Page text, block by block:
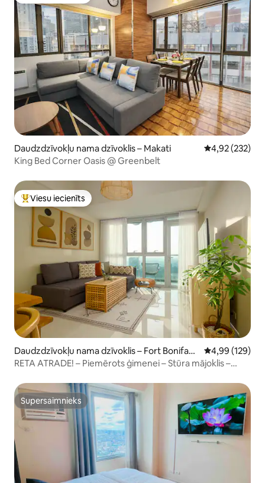
Daudzdzīvokļu nama dzīvoklis – Makati Vidējais
4,92 (232)
King Bed Corner Oasis @ Greenbelt
Populārs viesu iecienīts mājoklis
Viesu iecienīts
Daudzdzīvokļu nama dzīvoklis – Fort Bonifaci
o,Taguig
Vidējais
4,99 (129)
RETA ATRADE! – Piemērots ģimenei – Stūra mājoklis –
Supersaimnieks
Supersaimnieks